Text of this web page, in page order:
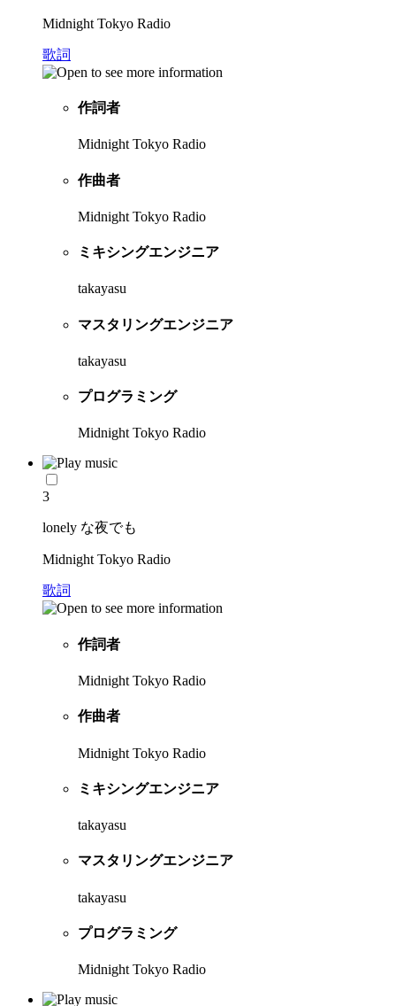
Midnight Tokyo Radio
歌詞
作詞者
Midnight Tokyo Radio
作曲者
Midnight Tokyo Radio
ミキシングエンジニア
takayasu
マスタリングエンジニア
takayasu
プログラミング
Midnight Tokyo Radio
3
lonely な夜でも
Midnight Tokyo Radio
歌詞
作詞者
Midnight Tokyo Radio
作曲者
Midnight Tokyo Radio
ミキシングエンジニア
takayasu
マスタリングエンジニア
takayasu
プログラミング
Midnight Tokyo Radio